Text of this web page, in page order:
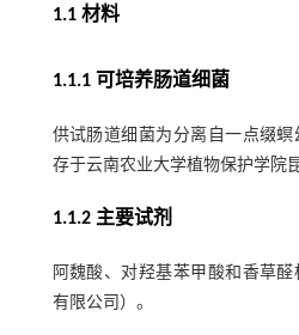
1.1 材料
1.1.1 可培养肠道细菌
供试肠道细菌为分离自一点缀
存于云南农业大学植物保护学院
1.1.2 主要试剂
阿魏酸、对羟基苯甲酸和香草
有限公司）。